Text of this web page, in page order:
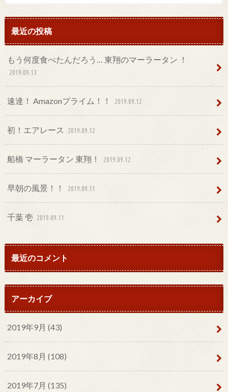
最近の投稿
もう何度食べたんだろう… 東翔のマーラータン ！
2019.09.13
速達！ Amazonプライム！！ 2019.09.12
初！エアレース 2019.09.12
船橋 マーラータン 東翔！ 2019.09.12
早朝の風景！！ 2019.09.11
千葉 壱 2019.09.11
最近のコメント
アーカイブ
2019年9月 (43)
2019年8月 (108)
2019年7月 (135)